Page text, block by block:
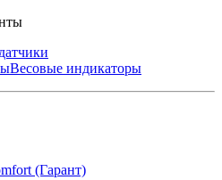
Весовые индикаторы
(Гарант)